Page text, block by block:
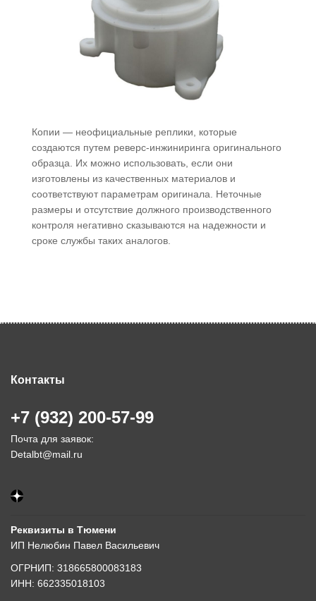
Копии — неофициальные реплики, которые
создаются путем реверс-инжиниринга оригинального
образца. Их можно использовать, если они
изготовлены из качественных материалов и
соответствуют параметрам оригинала. Неточные
размеры и отсутствие должного производственного
контроля негативно сказываются на надежности и
сроке службы таких аналогов.
Контакты
+7 (932) 200-57-99
Почта для заявок:
Detalbt@mail.ru
Реквизиты в Тюмени
ИП Нелюбин Павел Васильевич
ОГРНИП: 318665800083183
ИНН: 662335018103